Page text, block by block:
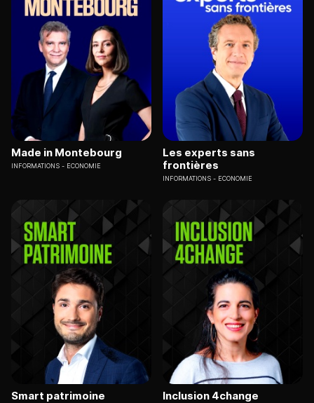
Made in Montebourg
INFORMATIONS ECONOMIE
Les experts sans
frontières
INFORMATIONS ECONOMIE
Smart patrimoine Inclusion 4change